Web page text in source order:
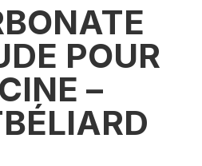
POUR
–